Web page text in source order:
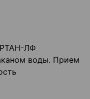
ЛФ
воды. Прием